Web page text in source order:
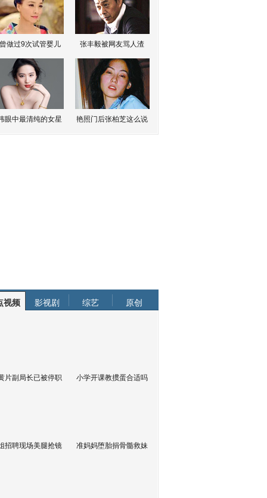
做过9次试管婴儿 张丰毅被网友骂人渣
眼中最清纯的女星 艳照门后张柏芝这么说
视频 影视剧 综艺 原创
片副局长已被停职 小学开课教掼蛋合适吗
招聘现场美腿抢镜 准妈妈堕胎捐骨髓救妹